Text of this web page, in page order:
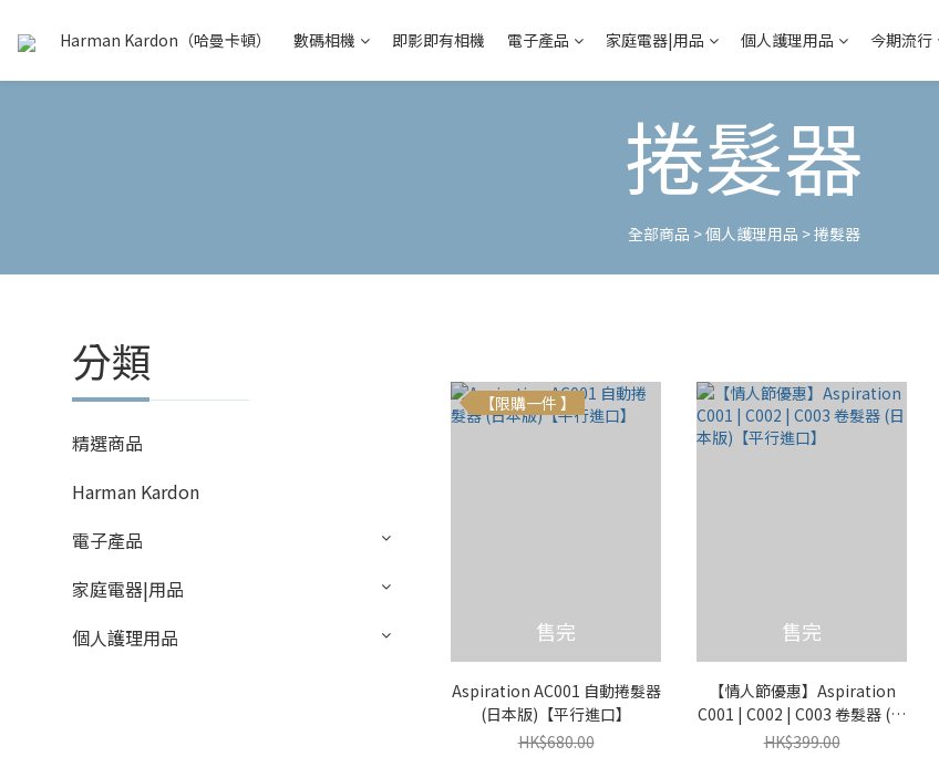
Harman Kardon（哈曼卡頓） 數碼相機 即影即有相機 電子產品 家庭電器|用品 個人護理用品 今期流行
捲髮器
全部商品 >個人護理用品 >捲髮器
分類
精選商品
Harman Kardon
電子產品
家庭電器|用品
個人護理用品
【限購一件 】
售完
Aspiration AC001 自動捲髮器
(日本版)【平行進口】
HK$680.00
售完
【情人節優惠】Aspiration
C001 | C002 | C003 卷髮器 (日
本版)【平行進口】
HK$399.00